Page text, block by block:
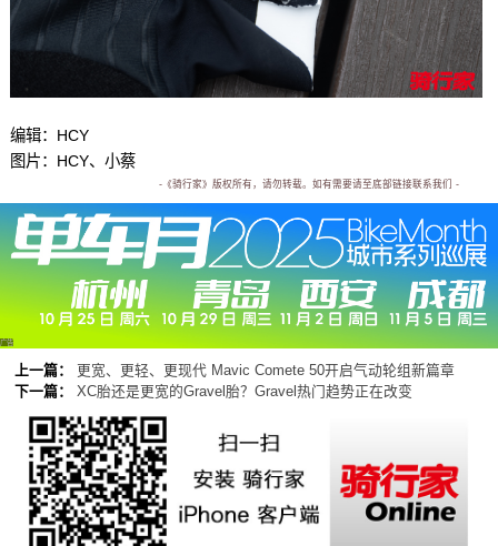
编辑：HCY
图片：HCY、小蔡
-《骑行家》版权所有，请勿转载。如有需要请至底部链接联系我们 -
广告
上一篇：
更宽、更轻、更现代 Mavic Comete 50开启气动轮组新篇章
下一篇：
XC胎还是更宽的Gravel胎？Gravel热门趋势正在改变